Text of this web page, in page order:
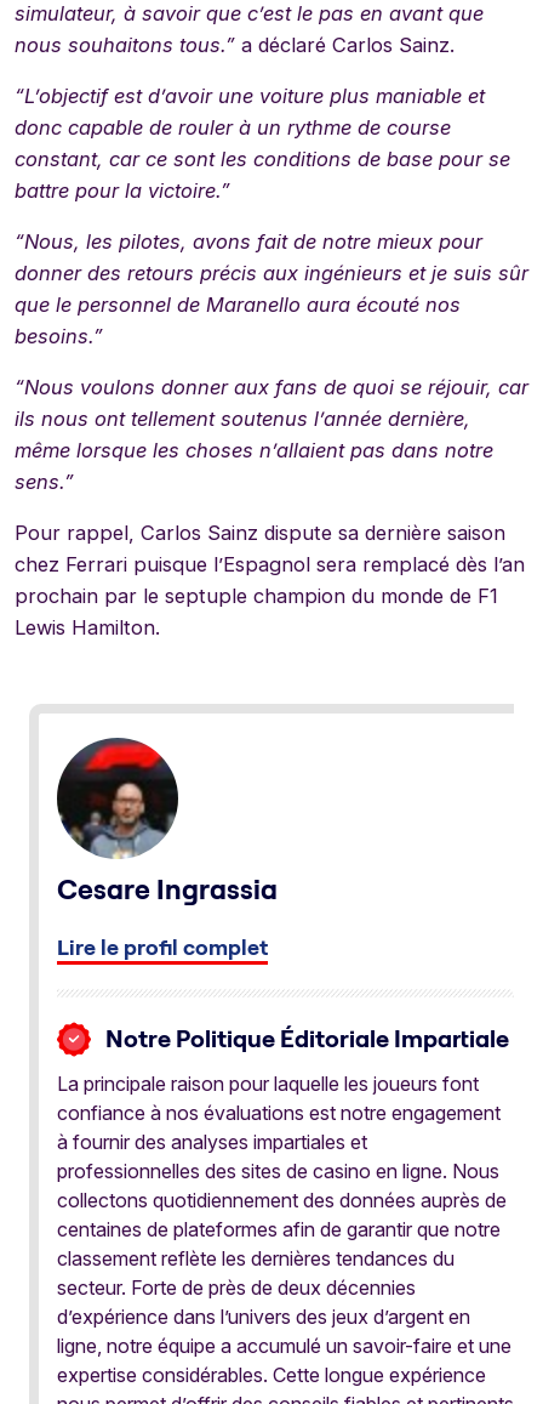
simulateur, à savoir que c’est le pas en avant que
nous souhaitons tous.” a déclaré Carlos Sainz.
“L’objectif est d’avoir une voiture plus maniable et
donc capable de rouler à un rythme de course
constant, car ce sont les conditions de base pour se
battre pour la victoire.”
“Nous, les pilotes, avons fait de notre mieux pour
donner des retours précis aux ingénieurs et je suis sûr
que le personnel de Maranello aura écouté nos
besoins.”
“Nous voulons donner aux fans de quoi se réjouir, car
ils nous ont tellement soutenus l’année dernière,
même lorsque les choses n’allaient pas dans notre
sens.”
Pour rappel, Carlos Sainz dispute sa dernière saison
chez Ferrari puisque l’Espagnol sera remplacé dès l’an
prochain par le septuple champion du monde de F1
Lewis Hamilton.
Cesare Ingrassia
Lire le profil complet
Notre Politique Éditoriale Impartiale
La principale raison pour laquelle les joueurs font
confiance à nos évaluations est notre engagement
à fournir des analyses impartiales et
professionnelles des sites de casino en ligne. Nous
collectons quotidiennement des données auprès de
centaines de plateformes afin de garantir que notre
classement reflète les dernières tendances du
secteur. Forte de près de deux décennies
d’expérience dans l’univers des jeux d’argent en
ligne, notre équipe a accumulé un savoir-faire et une
expertise considérables. Cette longue expérience